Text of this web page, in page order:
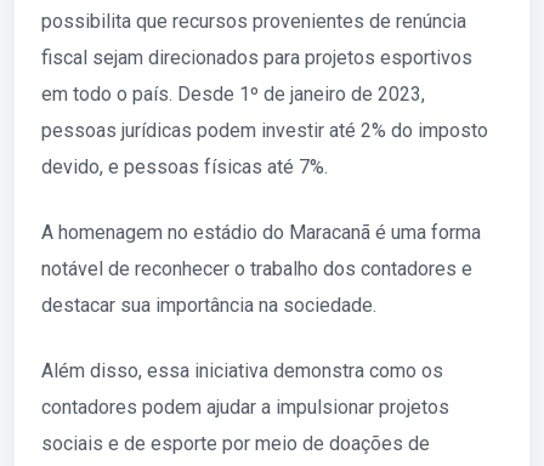
possibilita que recursos provenientes de renúncia
fiscal sejam direcionados para projetos esportivos
em todo o país. Desde 1º de janeiro de 2023,
pessoas jurídicas podem investir até 2% do imposto
devido, e pessoas físicas até 7%.
A homenagem no estádio do Maracanã é uma forma
notável de reconhecer o trabalho dos contadores e
destacar sua importância na sociedade.
Além disso, essa iniciativa demonstra como os
contadores podem ajudar a impulsionar projetos
sociais e de esporte por meio de doações de